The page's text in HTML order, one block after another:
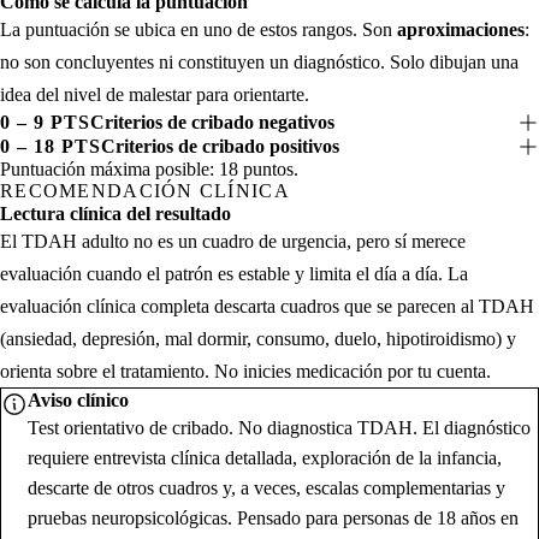
La puntuación se ubica en uno de estos rangos. Son aproximaciones:
no son concluyentes ni constituyen un diagnóstico. Solo dibujan una
idea del nivel de malestar para orientarte.
0 – 9 PTSCriterios de cribado negativos
0 – 18 PTSCriterios de cribado positivos
Puntuación máxima posible: 18 puntos.
RECOMENDACIÓN CLÍNICA
Lectura clínica del resultado
El TDAH adulto no es un cuadro de urgencia, pero sí merece
evaluación cuando el patrón es estable y limita el día a día. La
evaluación clínica completa descarta cuadros que se parecen al TDAH
(ansiedad, depresión, mal dormir, consumo, duelo, hipotiroidismo) y
orienta sobre el tratamiento. No inicies medicación por tu cuenta.
Aviso clínico
Test orientativo de cribado. No diagnostica TDAH. El diagnóstico
requiere entrevista clínica detallada, exploración de la infancia,
descarte de otros cuadros y, a veces, escalas complementarias y
pruebas neuropsicológicas. Pensado para personas de 18 años en